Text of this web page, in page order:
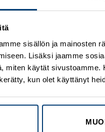
sisällön ja mainosten
Lisäksi jaamme
miten käytät
kun olet käyttänyt
wishlist